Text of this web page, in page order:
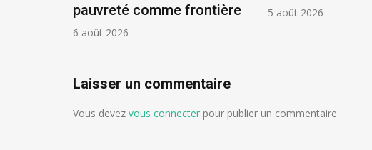
pauvreté comme frontière
6 août 2026
5 août 2026
Laisser un commentaire
Vous devez vous connecter pour publier un commentaire.